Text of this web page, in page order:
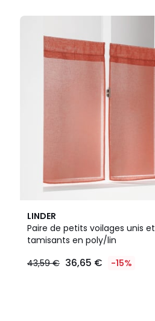
LINDER
Paire de petits voilages unis et
tamisants en poly/lin
43,59 € 36,65 € -15%